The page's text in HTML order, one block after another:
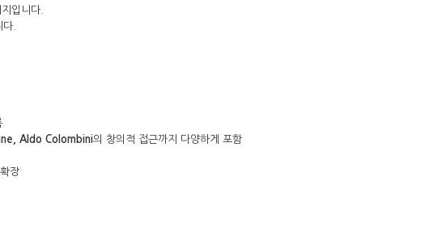
입니다.
.
Aldo Colombini의 창의적 접근까지 다양하게 포함
장